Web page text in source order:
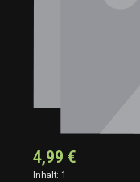
4,99 €
Inhalt: 1